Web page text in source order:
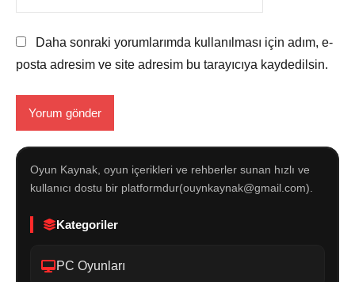
Daha sonraki yorumlarımda kullanılması için adım, e-
posta adresim ve site adresim bu tarayıcıya kaydedilsin.
Oyun Kaynak, oyun içerikleri ve rehberler sunan hızlı ve
kullanıcı dostu bir platformdur(ouynkaynak@gmail.com).
Kategoriler
PC Oyunları